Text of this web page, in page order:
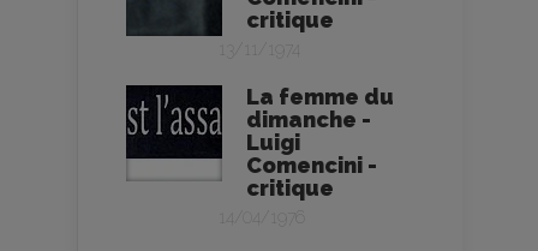
critique
13/11/1974
La femme du
dimanche -
Luigi
Comencini -
critique
14/04/1976